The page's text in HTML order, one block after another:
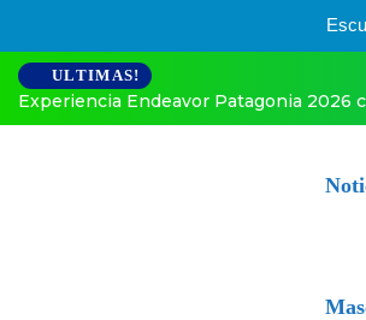
ULTIMAS!
Experiencia Endeavor Patagonia